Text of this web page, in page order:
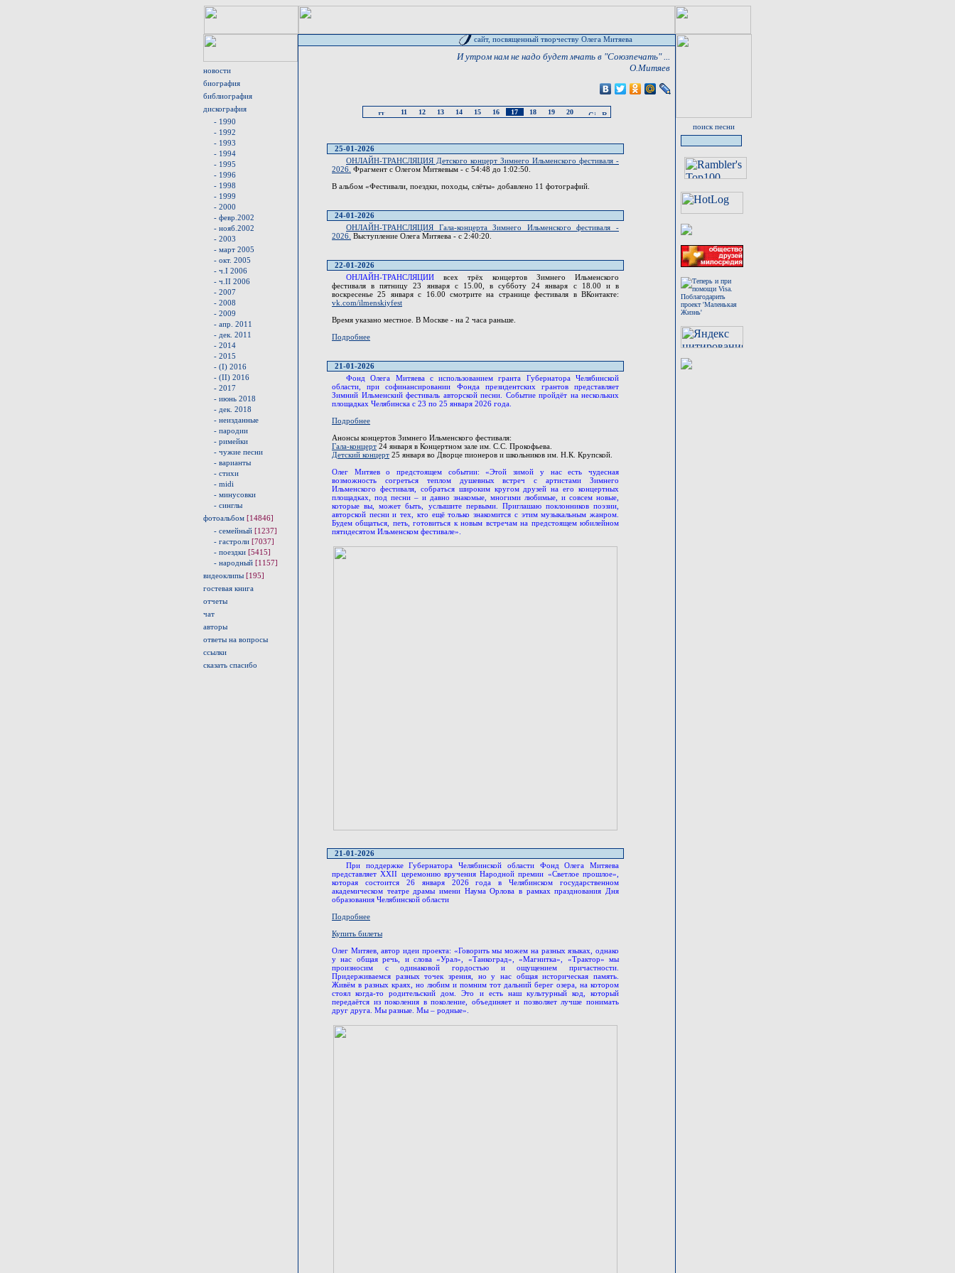
новости
биография
библиография
дискография
- 1990
- 1992
- 1993
- 1994
- 1995
- 1996
- 1998
- 1999
- 2000
- февр.2002
- нояб.2002
- 2003
- март 2005
- окт. 2005
- ч.I 2006
- ч.II 2006
- 2007
- 2008
- 2009
- апр. 2011
- дек. 2011
- 2014
- 2015
- (I) 2016
- (II) 2016
- 2017
- июнь 2018
- дек. 2018
- неизданные
- пародии
- римейки
- чужие песни
- варианты
- стихи
- midi
- минусовки
- синглы
фотоальбом [14846]
- семейный [1237]
- гастроли [7037]
- поездки [5415]
- народный [1157]
видеоклипы [195]
гостевая книга
отчеты
чат
авторы
ответы на вопросы
ссылки
сказать спасибо
сайт, посвященный творчеству Олега Митяева
И утром нам не надо будет мчать в "Союзпечать" ...
О.Митяев
11 12 13 14 15 16 17 18 19 20
25-01-2026
ОНЛАЙН-ТРАНСЛЯЦИЯ Детского концерт Зимнего Ильменского фестиваля -
2026. Фрагмент с Олегом Митяевым - с 54:48 до 1:02:50.
В альбом «Фестивали, поездки, походы, слёты» добавлено 11 фотографий.
24-01-2026
ОНЛАЙН-ТРАНСЛЯЦИЯ Гала-концерта Зимнего Ильменского фестиваля -
2026. Выступление Олега Митяева - с 2:40:20.
22-01-2026
ОНЛАЙН-ТРАНСЛЯЦИИ всех трёх концертов Зимнего Ильменского
фестиваля в пятницу 23 января с 15.00, в субботу 24 января с 18.00 и в
воскресенье 25 января с 16.00 смотрите на странице фестиваля в ВКонтакте:
vk.com/ilmenskiyfest
Время указано местное. В Москве - на 2 часа раньше.
Подробнее
21-01-2026
Фонд Олега Митяева с использованием гранта Губернатора Челябинской
области, при софинансировании Фонда президентских грантов представляет
Зимний Ильменский фестиваль авторской песни. Событие пройдёт на нескольких
площадках Челябинска с 23 по 25 января 2026 года.
Подробнее
Анонсы концертов Зимнего Ильменского фестиваля:
Гала-концерт 24 января в Концертном зале им. С.С. Прокофьева.
Детский концерт 25 января во Дворце пионеров и школьников им. Н.К. Крупской.
Олег Митяев о предстоящем событии: «Этой зимой у нас есть чудесная
возможность согреться теплом душевных встреч с артистами Зимнего
Ильменского фестиваля, собраться широким кругом друзей на его концертных
площадках, под песни – и давно знакомые, многими любимые, и совсем новые,
которые вы, может быть, услышите первыми. Приглашаю поклонников поэзии,
авторской песни и тех, кто ещё только знакомится с этим музыкальным жанром.
Будем общаться, петь, готовиться к новым встречам на предстоящем юбилейном
пятидесятом Ильменском фестивале».
21-01-2026
При поддержке Губернатора Челябинской области Фонд Олега Митяева
представляет XXII церемонию вручения Народной премии «Светлое прошлое»,
которая состоится 26 января 2026 года в Челябинском государственном
академическом театре драмы имени Наума Орлова в рамках празднования Дня
образования Челябинской области
Подробнее
Купить билеты
Олег Митяев, автор идеи проекта: «Говорить мы можем на разных языках, однако
у нас общая речь, и слова «Урал», «Танкоград», «Магнитка», «Трактор» мы
произносим с одинаковой гордостью и ощущением причастности.
Придерживаемся разных точек зрения, но у нас общая историческая память.
Живём в разных краях, но любим и помним тот дальний берег озера, на котором
стоял когда-то родительский дом. Это и есть наш культурный код, который
передаётся из поколения в поколение, объединяет и позволяет лучше понимать
друг друга. Мы разные. Мы – родные».
поиск песни